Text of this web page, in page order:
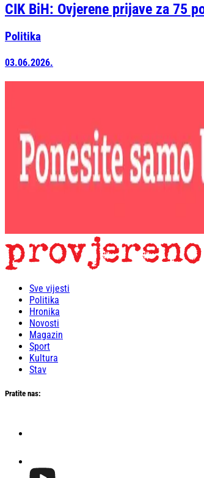
CIK BiH: Ovjerene prijave za 75
Politika
03.06.2026.
Sve vijesti
Politika
Hronika
Novosti
Magazin
Sport
Kultura
Stav
Pratite nas: